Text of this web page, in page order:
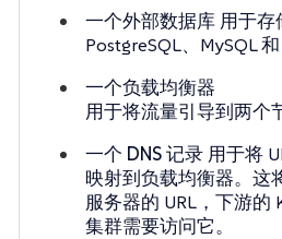
一个外部数据库 用于存
PostgreSQL、MySQL 和
一个负载均衡器
用于将流量引导到两个
一个 DNS 记录 用于将
映射到负载均衡器。这
服务器的 URL，下游的
集群需要访问它。